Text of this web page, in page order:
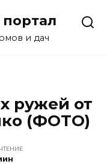
и дач
ружей от
(ФОТО)